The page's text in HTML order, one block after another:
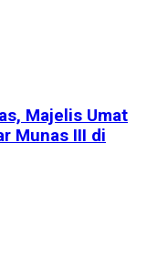
Majelis Umat
Munas III di